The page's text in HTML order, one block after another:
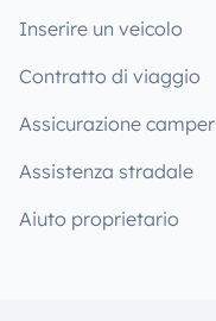
Inserire un veicolo
Contratto di viaggio
Assicurazione camper
Assistenza stradale
Aiuto proprietario